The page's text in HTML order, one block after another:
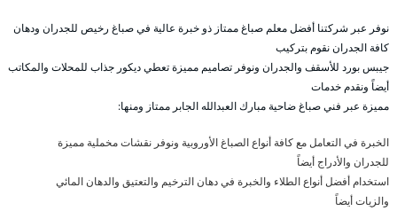
نوفر عبر شركتنا أفضل معلم صباغ ممتاز ذو خبرة عالية في صباغ رخيص للجدران ودهان
كافة الجدران نقوم بتركيب
جيبس بورد للأسقف والجدران ونوفر تصاميم مميزة تعطي ديكور جذاب للمحلات والمكاتب
أيضاً ونقدم خدمات
مميزة عبر فني صباغ ضاحية مبارك العبدالله الجابر ممتاز ومنها:
الخبرة في التعامل مع كافة أنواع الصباغ الأوروبية ونوفر نقشات مخملية مميزة
للجدران والأدراج أيضاً
استخدام أفضل أنواع الطلاء والخبرة في دهان الترخيم والتعتيق والدهان المائي
والزيات أيضاً